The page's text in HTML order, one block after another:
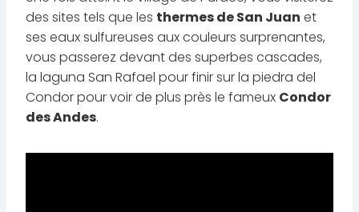
des sites tels que les thermes de San Juan et
ses eaux sulfureuses aux couleurs surprenantes,
vous passerez devant des superbes cascades,
la laguna San Rafael pour finir sur la piedra del
Condor pour voir de plus près le fameux Condor
des Andes.